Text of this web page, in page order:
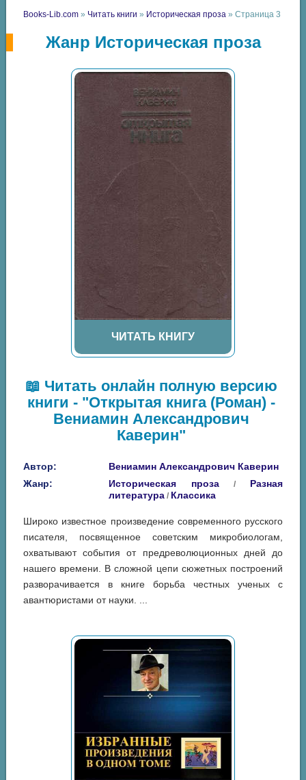
Books-Lib.com » Читать книги » Историческая проза » Страница 3
Жанр Историческая проза
ЧИТАТЬ КНИГУ
📖 Читать онлайн полную версию
книги - "Открытая книга (Роман) -
Вениамин Александрович
Каверин"
Автор:
Вениамин Александрович Каверин
Жанр:
Историческая проза /
Разная
литература / Классика
Широко известное произведение современного русского
писателя, посвященное советским микробиологам,
охватывают события от предреволюционных дней до
нашего времени. В сложной цепи сюжетных построений
разворачивается в книге борьба честных ученых с
авантюристами от науки. ...